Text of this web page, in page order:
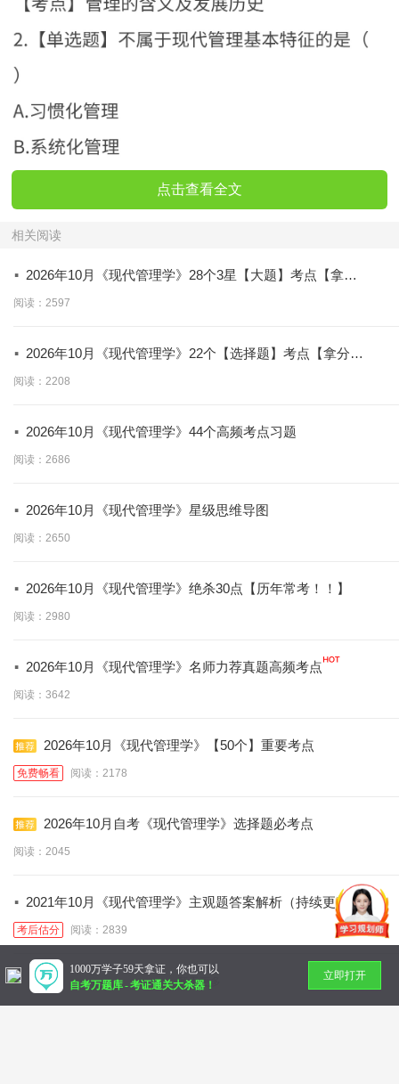
点击查看全文
相关阅读
· 2026年10月《现代管理学》28个3星【大题】考点【拿分
必背】
阅读：2597
· 2026年10月《现代管理学》22个【选择题】考点【拿分必
学】
阅读：2208
· 2026年10月《现代管理学》44个高频考点习题
阅读：2686
· 2026年10月《现代管理学》星级思维导图
阅读：2650
· 2026年10月《现代管理学》绝杀30点【历年常考！！】
阅读：2980
· 2026年10月《现代管理学》名师力荐真题高频考点
阅读：3642
2026年10月《现代管理学》【50个】重要考点
免费畅看 阅读：2178
2026年10月自考《现代管理学》选择题必考点
阅读：2045
· 2021年10月《现代管理学》主观题答案解析（持续更新）
考后估分 阅读：2839
暂无更多
1000万学子59天拿证，你也可以
自考万题库-考证通关大杀器！
立即打开